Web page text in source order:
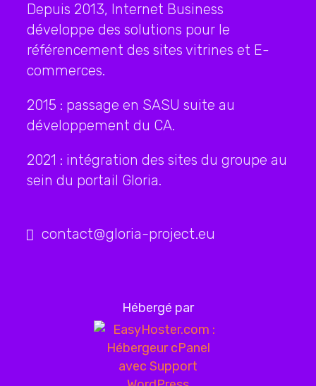
Depuis 2013, Internet Business
développe des solutions pour le
référencement des sites vitrines et E-
commerces.
2015 : passage en SASU suite au
développement du CA.
2021 : intégration des sites du groupe au
sein du portail Gloria.
contact@gloria-project.eu
Hébergé par